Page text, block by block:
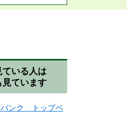
ている人は
見ています
バンク トップペ